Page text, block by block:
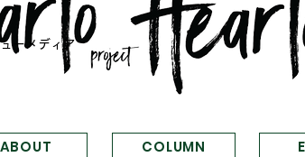
ーメディア
ABOUT COLUMN